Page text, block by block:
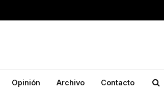
Opinión Archivo Contacto